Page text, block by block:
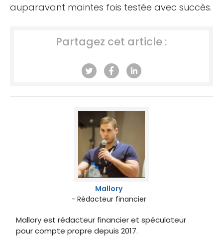
auparavant maintes fois testée avec succès.
Partagez cet article :
Mallory
- Rédacteur financier
Mallory est rédacteur financier et spéculateur
pour compte propre depuis 2017.